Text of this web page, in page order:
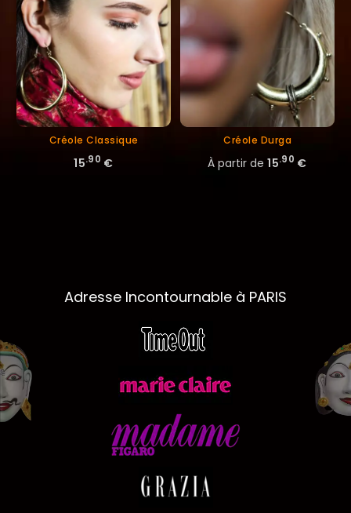
Créole Classique
15.90 €
Créole Durga
À partir de 15.90 €
Adresse Incontournable à PARIS